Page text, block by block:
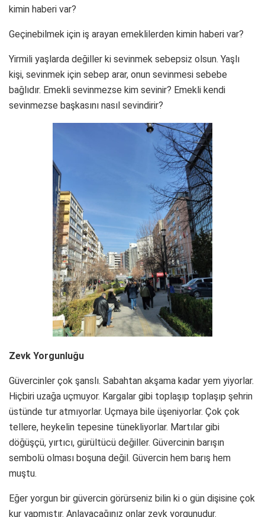
kimin haberi var?
Geçinebilmek için iş arayan emeklilerden kimin haberi var?
Yirmili yaşlarda değiller ki sevinmek sebepsiz olsun. Yaşlı
kişi, sevinmek için sebep arar, onun sevinmesi sebebe
bağlıdır. Emekli sevinmezse kim sevinir? Emekli kendi
sevinmezse başkasını nasıl sevindirir?
Zevk Yorgunluğu
Güvercinler çok şanslı. Sabahtan akşama kadar yem yiyorlar.
Hiçbiri uzağa uçmuyor. Kargalar gibi toplaşıp toplaşıp şehrin
üstünde tur atmıyorlar. Uçmaya bile üşeniyorlar. Çok çok
tellere, heykelin tepesine tünekliyorlar. Martılar gibi
döğüşçü, yırtıcı, gürültücü değiller. Güvercinin barışın
sembolü olması boşuna değil. Güvercin hem barış hem
muştu.
Eğer yorgun bir güvercin görürseniz bilin ki o gün dişisine çok
kur yapmıştır. Anlayacağınız onlar zevk yorgunudur.